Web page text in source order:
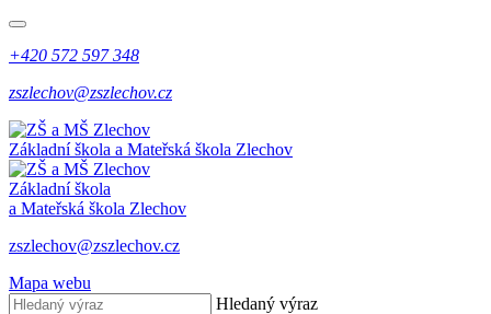
+420 572 597 348
zszlechov@zszlechov.cz
Základní škola a Mateřská škola Zlechov
Základní škola
a Mateřská škola Zlechov
zszlechov@zszlechov.cz
Mapa webu
Hledaný výraz